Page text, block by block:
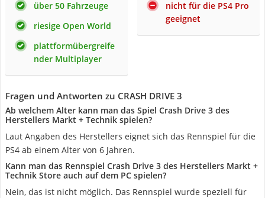
über 50 Fahrzeuge
riesige Open World
plattformübergreife
nder Multiplayer
nicht für die PS4 Pro
geeignet
Fragen und Antworten zu CRASH DRIVE 3
Ab welchem Alter kann man das Spiel Crash Drive 3 des
Herstellers Markt + Technik spielen?
Laut Angaben des Herstellers eignet sich das Rennspiel für die
PS4 ab einem Alter von 6 Jahren.
Kann man das Rennspiel Crash Drive 3 des Herstellers Markt +
Technik Store auch auf dem PC spielen?
Nein, das ist nicht möglich. Das Rennspiel wurde speziell für